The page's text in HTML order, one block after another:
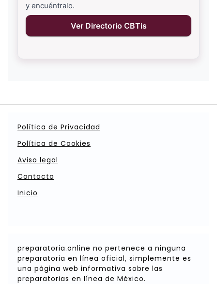
y encuéntralo.
Ver Directorio CBTis
Política de Privacidad
Política de Cookies
Aviso legal
Contacto
Inicio
preparatoria.online no pertenece a ninguna
preparatoria en línea oficial, simplemente es
una página web informativa sobre las
preparatorias en línea de México.